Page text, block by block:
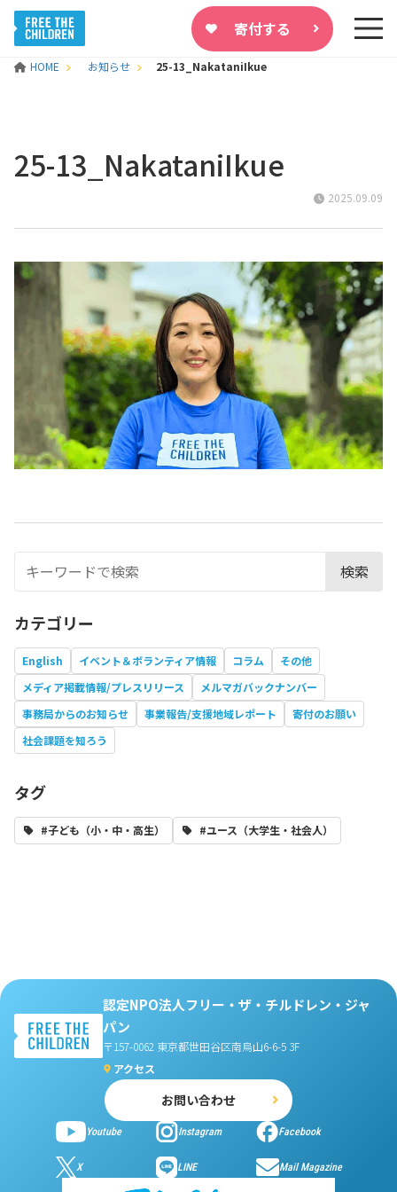
寄付する
HOME お知らせ 25-13_NakataniIkue
25-13_NakataniIkue
2025.09.09
検索
カテゴリー
English イベント＆ボランティア情報 コラム
その他
メディア掲載情報/プレスリリース
メルマガバックナンバー
事務局からのお知らせ
事業報告/支援地域レポート
寄付のお願い
社会課題を知ろう
タグ
#子ども（小・中・高生） #ユース（大学生・社会人）
認定NPO法人フリー・ザ・チルドレン・ジャ
パン
〒157-0062 東京都世田谷区南烏山6-6-5 3F
アクセス
お問い合わせ
Youtube Instagram Facebook
X LINE Mail Magazine